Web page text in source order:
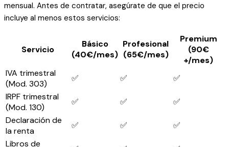
mensual. Antes de contratar, asegúrate de que el precio
incluye al menos estos servicios:
Servicio
Básico
(40€/mes)
Profesional
(65€/mes)
Premium
(90€
+/mes)
IVA trimestral
(Mod. 303)
✅ ✅
✅
IRPF trimestral
(Mod. 130)
✅ ✅
✅
Declaración de
la renta
✅ ✅
✅
Libros de